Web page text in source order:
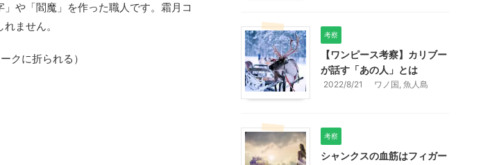
や「閻魔」を作った職人です。霜月コ
ません。
クに折られる）
考察
【ワンピース考察】カリブー
が話す「あの人」とは
2022/8/21 ワノ国, 魚人島
考察
シャンクスの血筋はフィガー